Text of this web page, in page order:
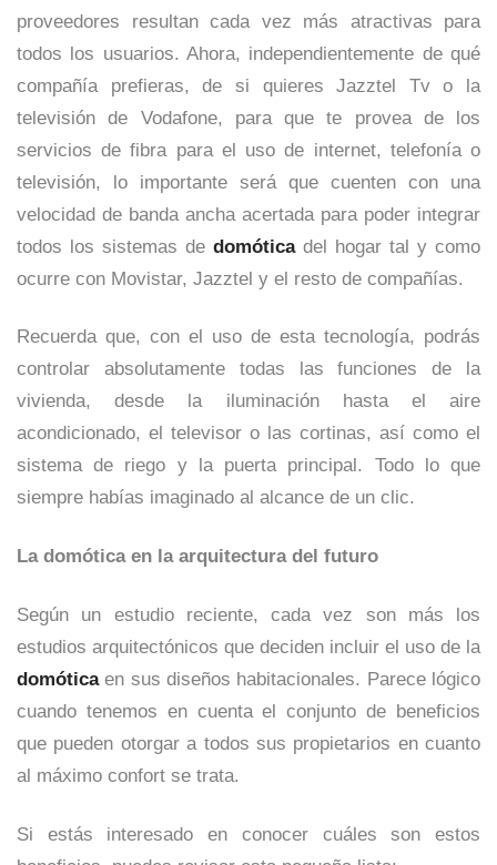
proveedores resultan cada vez más atractivas para
todos los usuarios. Ahora, independientemente de qué
compañía prefieras, de si quieres Jazztel Tv o la
televisión de Vodafone, para que te provea de los
servicios de fibra para el uso de internet, telefonía o
televisión, lo importante será que cuenten con una
velocidad de banda ancha acertada para poder integrar
todos los sistemas de domóticadel hogar tal y como
ocurre con Movistar, Jazztel y el resto de compañías.
Recuerda que, con el uso de esta tecnología, podrás
controlar absolutamente todas las funciones de la
vivienda, desde la iluminación hasta el aire
acondicionado, el televisor o las cortinas, así como el
sistema de riego y la puerta principal. Todo lo que
siempre habías imaginado al alcance de un clic.
La domótica en la arquitectura del futuro
Según un estudio reciente, cada vez son más los
estudios arquitectónicos que deciden incluir el uso de la
domóticaen sus diseños habitacionales. Parece lógico
cuando tenemos en cuenta el conjunto de beneficios
que pueden otorgar a todos sus propietarios en cuanto
al máximo confort se trata.
Si estás interesado en conocer cuáles son estos